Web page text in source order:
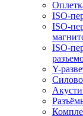
ISO-
ISO-
ISO-
Y-